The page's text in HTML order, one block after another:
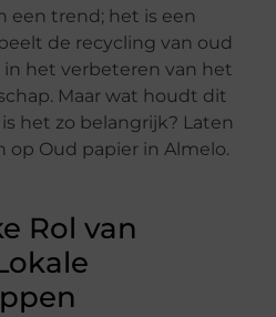
een trend; het is een
de recycling van oud
in het verbeteren van het
Maar wat houdt dit
het zo belangrijk? Laten
op Oud papier in Almelo.
Rol van